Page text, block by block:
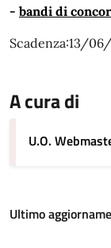
- bandi di
Scadenza:13/
A cura di
U.O.
Ultimo